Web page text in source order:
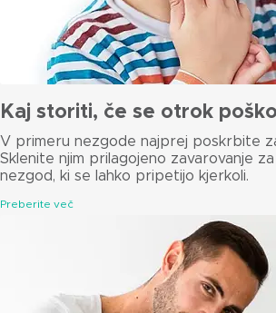
Kaj storiti, če se otrok
V primeru nezgode najprej poskrbite
Sklenite njim prilagojeno zavarovanje
nezgod, ki se lahko pripetijo kjerkoli.
Preberite več